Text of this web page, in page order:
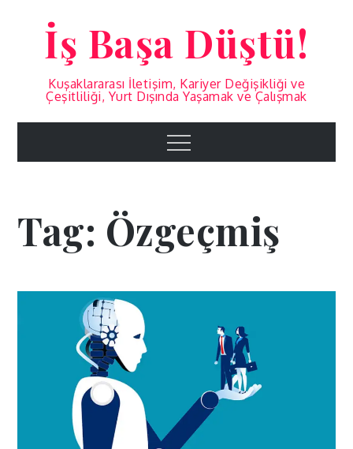
İş Başa Düştü!
Kuşaklararası İletişim, Kariyer Değişikliği ve
Çeşitliliği, Yurt Dışında Yaşamak ve Çalışmak
Menu
Tag: Özgeçmiş